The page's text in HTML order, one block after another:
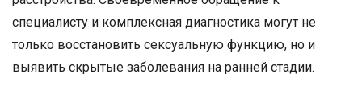
специалисту и комплексная диагностика могут не
только восстановить сексуальную функцию, но и
выявить скрытые заболевания на ранней стадии.